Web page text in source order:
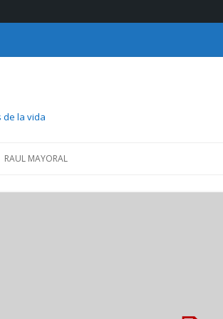
de la vida
RAUL MAYORAL